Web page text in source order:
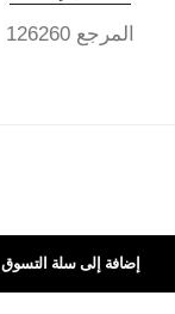
المرجع 126260
إضافة إلى سلة التسوق